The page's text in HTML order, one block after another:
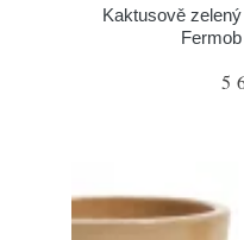
Kaktusově
5